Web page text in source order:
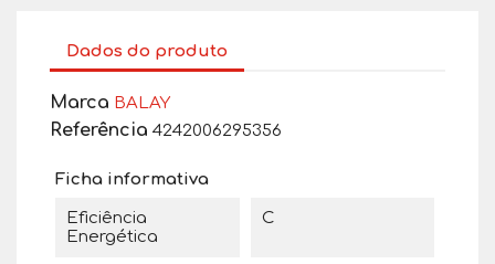
Dados do produto
Marca BALAY
Referência 4242006295356
Ficha informativa
Eficiência
Energética
C